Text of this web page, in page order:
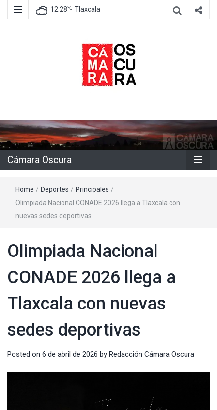
12.28℃ Tlaxcala
Cámara
Oscura
Cámara Oscura
Home / Deportes / Principales /
Olimpiada Nacional CONADE 2026 llega a Tlaxcala con
nuevas sedes deportivas
Olimpiada Nacional
CONADE 2026 llega a
Tlaxcala con nuevas
sedes deportivas
Posted on 6 de abril de 2026 by Redacción Cámara Oscura